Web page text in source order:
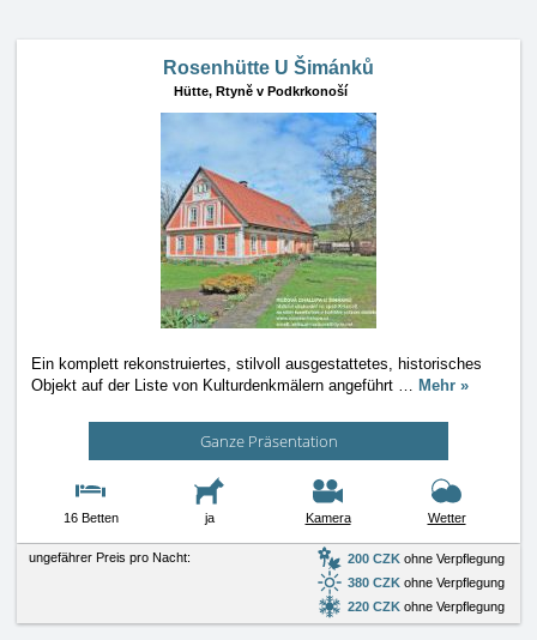
Rosenhütte U Šimánků
Hütte, Rtyně v Podkrkonoší
Ein komplett rekonstruiertes, stilvoll ausgestattetes, historisches
Objekt auf der Liste von Kulturdenkmälern angeführt … Mehr »
Ganze Präsentation
16 Betten ja Kamera Wetter
ungefährer Preis pro Nacht: 200 CZK ohne Verpflegung
380 CZK ohne Verpflegung
220 CZK ohne Verpflegung